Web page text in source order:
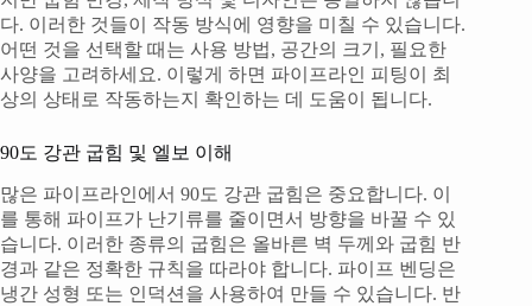
다. 이러한 것들이 작동 방식에 영향을 미칠 수 있습니다.
어떤 것을 선택할 때는 사용 방법, 공간의 크기, 필요한
사양을 고려하세요. 이렇게 하면 파이프라인 피팅이 최
상의 상태로 작동하는지 확인하는 데 도움이 됩니다.
90도 강관 굽힘 및 엘보 이해
많은 파이프라인에서 90도 강관 굽힘은 중요합니다. 이
를 통해 파이프가 난기류를 줄이면서 방향을 바꿀 수 있
습니다. 이러한 종류의 굽힘은 올바른 벽 두께와 굽힘 반
경과 같은 정확한 규칙을 따라야 합니다. 파이프 벤딩은
냉간 성형 또는 인덕션을 사용하여 만들 수 있습니다. 반